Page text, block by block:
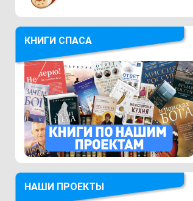
КНИГИ СПАСА
НАШИ ПРОЕКТЫ